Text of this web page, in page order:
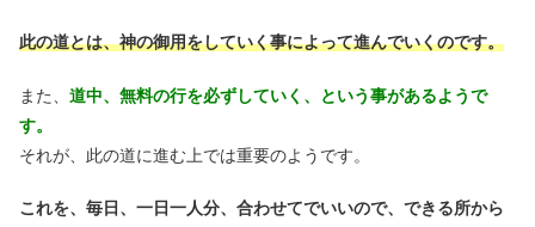
此の道とは、神の御用をしていく事によって進んでいくのです。
また、 道中、無料の行を必ずしていく、という事があるようで
す。
それが、此の道に進む上では重要のようです。
これを、毎日、一日一人分、合わせてでいいので、できる所から